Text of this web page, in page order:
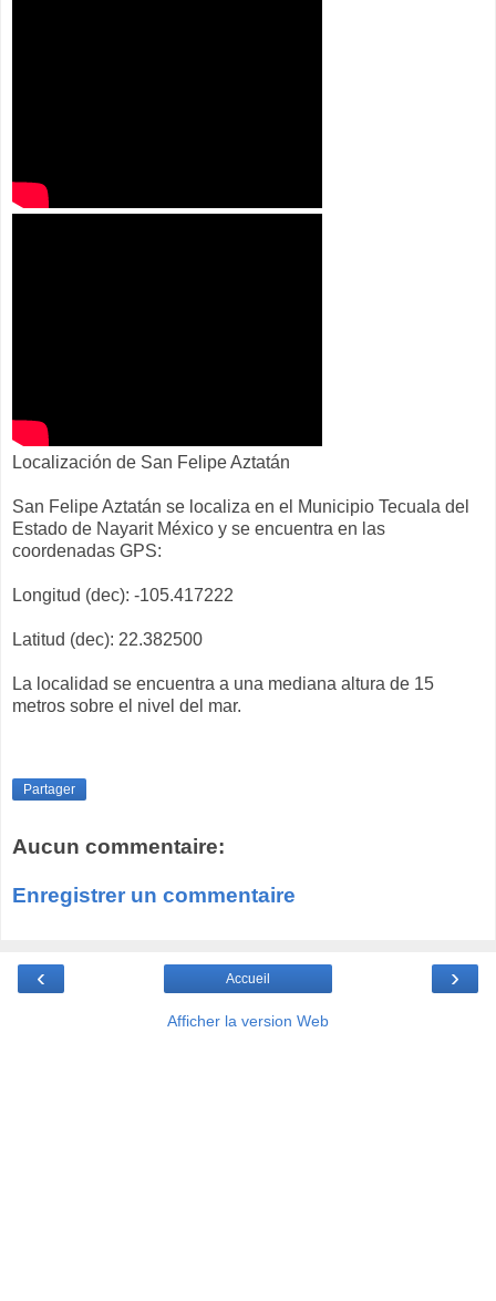
Localización de San Felipe Aztatán
San Felipe Aztatán se localiza en el Municipio Tecuala del
Estado de Nayarit México y se encuentra en las
coordenadas GPS:
Longitud (dec): -105.417222
Latitud (dec): 22.382500
La localidad se encuentra a una mediana altura de 15
metros sobre el nivel del mar.
Partager
Aucun commentaire:
Enregistrer un commentaire
‹ ›
Accueil
Afficher la version Web